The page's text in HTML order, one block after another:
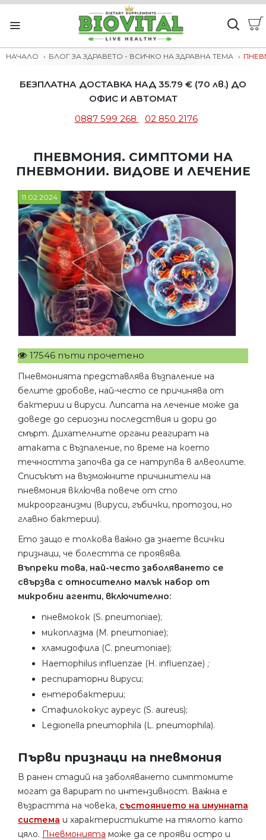
НАЧАЛО БЛОГ ЗА ЗДРАВЕТО - ВСИЧКО НА ЗДРАВНА ТЕМА
БЕЗПЛАТНА ДОСТАВКА НАД 35.79 € (70 лв.) ДО
ОФИС И АВТОМАТ
0887 599 268
02 850 2176
ПНЕВМОНИЯ. СИМПТОМИ НА
ПНЕВМОНИИ. ВИДОВЕ И ЛЕЧЕНИЕ
11.02.2024
17546 пъти прочетено
Пневмонията представлява възпаление на
белите дробове, най-често се причинява от
бактерии и вируси. Липсата на лечение може да
доведе до сериозни последствия и дори до
смърт. Дихателните органи реагират на
атаката с възпаление, по време на което
течността започва да се натрупва в алвеолите.
Списъкът на възможните причинители на
пневмония включва повече от сто
микроорганизми (вируси, гъбички, протозои, но
главно бактерии).
Ето защо е толкова важно да знаете всички
признаци, че болестта се проявява.
Въпреки това, най-често заболяването се
свързва с относително малък набор от
микробни агенти, включително:
пневмокок (S. pneumoniae);
микоплазма (M. pneumoniae);
хламидофила (C. pneumoniae);
Haemophilus influenzae (H. influenzae) ;
респираторни вируси;
ентеробактерии;
Стафилококус ауреус (S. aureus);
Legionella pneumophila (L. pneumophila).
Първи признаци на пневмония
В ранен стадий на заболяването симптомите
могат да варират по интензивност. Важна е
възрастта на човека, състоянието на имунната
система и характеристиките на тялото като
цяло. Пневмонията може да се прояви остро и